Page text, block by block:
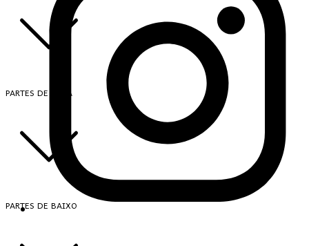
PARTES DE CIMA
PARTES DE BAIXO